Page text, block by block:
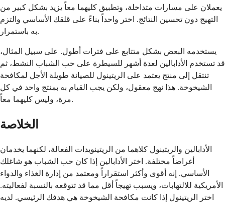
يعملان على مسارات متداخلة، وتطبيق كليهما معاً يزيد بشكل كبير من
التهيج دون تحسين النتائج. اختر واحداً بناءً على قلقك الأساسي والتزم
به باستمرار.
يستخدمه البعض بشكل متتابع على فترات أطول. على سبيل المثال،
قد تستخدم الأدابالين لعدة أشهر للسيطرة على حب الشباب النشط، ثم
تنتقل إلى منتج يعتمد على الريتينول للصيانة طويلة الأجل لمكافحة
الشيخوخة. هذا نهج معقول، ولكن يجب القيام به بمنتج واحد في كل
مرة، وليس كليهما معاً.
الخلاصة
الأدابالين والريتينول كلاهما من الريتينويدات الفعالة، لكنهما يخدمان
أغراضاً مختلفة. اختر الأدابالين إذا كان حب الشباب هو شاغلك
الأساسي. إنه أقوى وأكثر استقراراً ومعتمد من إدارة الغذاء والدواء
الأمريكية للالتهابات، ويسبب تهيجاً أقل مما قد تتوقعه بالنسبة لفعاليته.
اختر الريتينول إذا كانت مكافحة الشيخوخة هي هدفك الرئيسي. لديه